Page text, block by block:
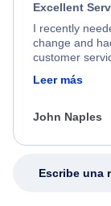
Excellent
I recently
change and
customer
friendly, and
process. She
appreciate her
Leer más
John Naples
Escribe una